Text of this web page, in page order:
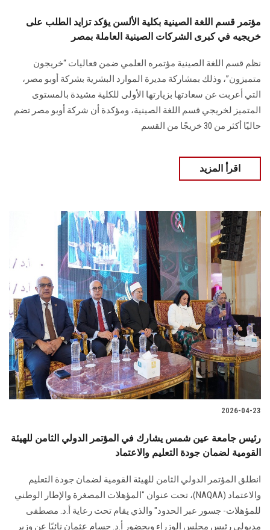
مؤتمر قسم اللغة الصينية بكلية الألسن يؤكد تزايد الطلب على
خريجيه في كبرى الشركات الصينية العاملة بمصر
نظم قسم اللغة الصينية مؤتمره العلمي ضمن فعاليات “خريجون
متميزون”، وذلك بمشاركة مديرة الموارد البشرية بشركة أوبو مصر،
التي أعربت عن سعادتها بزيارتها الأولى للكلية مشيدة بالمستوى
المتميز لخريجي قسم اللغة الصينية، ومؤكدة أن شركة أوبو مصر تضم
حاليًا أكثر من 30 خريجًا من القسم
اقرأ المزيد
2026-04-23
رئيس جامعة عين شمس يشارك في المؤتمر الدولي الثامن للهيئة
القومية لضمان جودة التعليم والاعتماد
انطلق المؤتمر الدولي الثامن للهيئة القومية لضمان جودة التعليم
والاعتماد (NAQAA)، تحت عنوان "المؤهلات المصغرة والإطار الوطني
للمؤهلات- جسور عبر الحدود" والذي يقام تحت رعاية أ.د. مصطفى
مدبولي رئيس مجلس الوزراء وبحضور أ.د. حسام عثمان نائبًا عن وزير